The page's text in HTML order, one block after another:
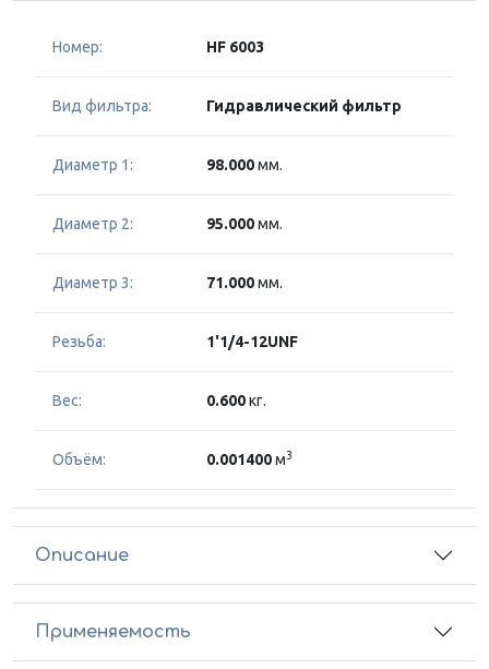
Номер: HF 6003
Вид фильтра: Гидравлический фильтр
Диаметр 1: 98.000мм.
Диаметр 2: 95.000мм.
Диаметр 3: 71.000мм.
Резьба: 1'1/4-12UNF
Вес: 0.600кг.
Объём: 0.001400м3
Описание
Применяемость